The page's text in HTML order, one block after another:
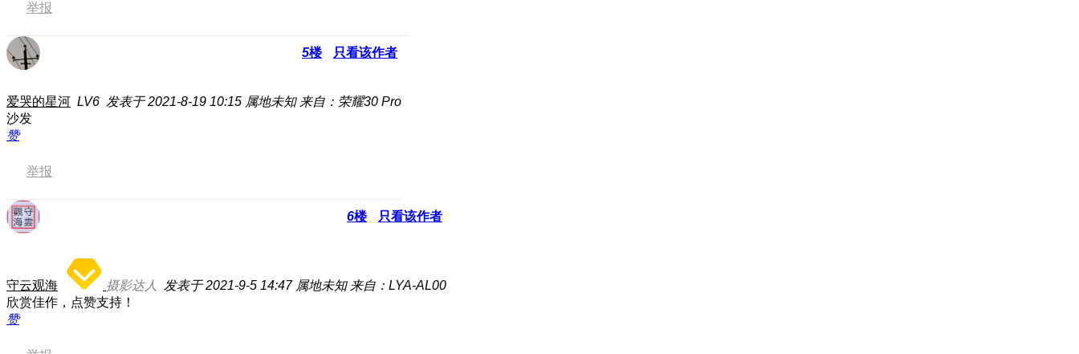
举报
5楼 只看该作者
爱哭的星河 LV6 发表于 2021-8-19 10:15 属地未知 来自：荣耀30 Pro
沙发
赞
举报
6楼 只看该作者
守云观海 摄影达人 发表于 2021-9-5 14:47 属地未知 来自：LYA-AL00
欣赏佳作，点赞支持！
赞